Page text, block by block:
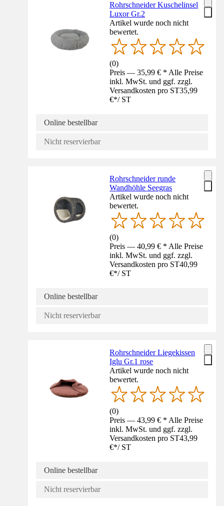
Rohrschneider Kuschelinsel
Luxor Gr.2
Artikel wurde noch nicht
bewertet.
(0)
Preis — 35,99 € * Alle Preise
inkl. MwSt. und ggf. zzgl.
Versandkosten pro ST35,99
€*/ ST
Online bestellbar
Nicht reservierbar
Rohrschneider runde
Wandhöhle Seegras
Artikel wurde noch nicht
bewertet.
(0)
Preis — 40,99 € * Alle Preise
inkl. MwSt. und ggf. zzgl.
Versandkosten pro ST40,99
€*/ ST
Online bestellbar
Nicht reservierbar
Rohrschneider Liegekissen
Iglu Gr.1 rose
Artikel wurde noch nicht
bewertet.
(0)
Preis — 43,99 € * Alle Preise
inkl. MwSt. und ggf. zzgl.
Versandkosten pro ST43,99
€*/ ST
Online bestellbar
Nicht reservierbar